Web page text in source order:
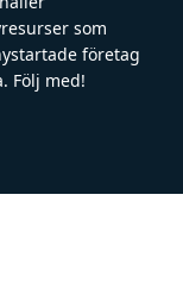
som
företag
Följ med!